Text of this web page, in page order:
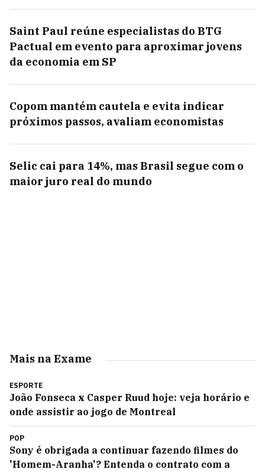
Saint Paul reúne especialistas do BTG
Pactual em evento para aproximar jovens
da economia em SP
Copom mantém cautela e evita indicar
próximos passos, avaliam economistas
Selic cai para 14%, mas Brasil segue com o
maior juro real do mundo
Mais na Exame
ESPORTE
João Fonseca x Casper Ruud hoje: veja horário e
onde assistir ao jogo de Montreal
POP
Sony é obrigada a continuar fazendo filmes do
'Homem-Aranha'? Entenda o contrato com a